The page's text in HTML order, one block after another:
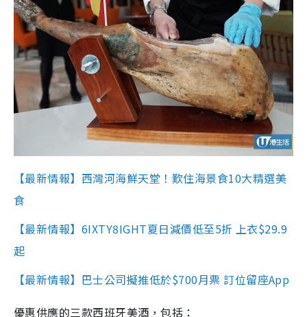
【最新情報】西灣河海鮮天堂！歎住海景食10大精選美
食
【最新情報】6IXTY8IGHT夏日減價低至5折 上衣$29.9
起
【最新情報】巴士公司擬推低於$700月票 訂位留座App
優惠供應的三款西班牙美酒，包括：